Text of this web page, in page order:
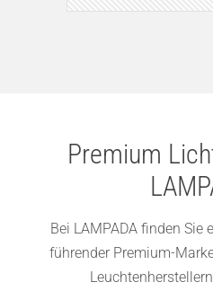
Premium
Bei LAMPADA finden Sie
führender Premium-